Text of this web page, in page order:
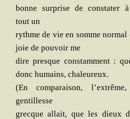
bonne sur­prise de consta­ter
tout un
rythme de vie en somme nor­mal
joie de pou­voir me
dire presque constam­ment :
donc humains, chaleureux.
(En com­pa­rai­son,
gentillesse
grecque allait, que les dieux